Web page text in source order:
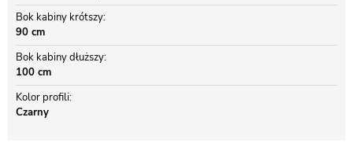
Bok kabiny krótszy
90 cm
Bok kabiny dłuższy
100 cm
Kolor profili
Czarny